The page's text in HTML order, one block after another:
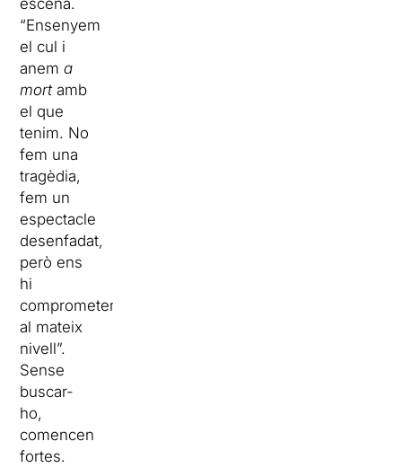
escena.
“Ensenyem
el cul i
anema
mortamb
el que
tenim. No
fem una
tragèdia,
fem un
espectacle
desenfadat,
però ens
hi
comprometem
al mateix
nivell”.
Sense
buscar-
ho,
comencen
fortes.